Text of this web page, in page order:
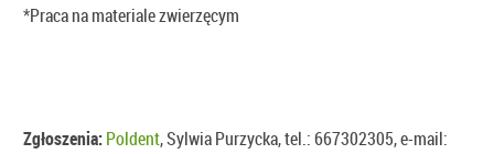
*Praca na materiale zwierzęcym
Zgłoszenia:Poldent, Sylwia Purzycka, tel.: 667302305, e-mail: